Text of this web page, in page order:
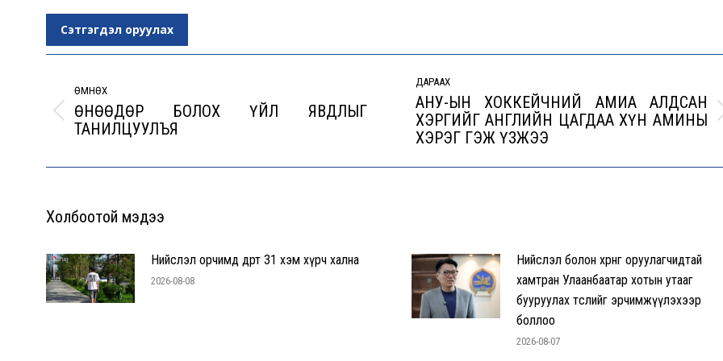
Сэтгэгдэл оруулах
navigation
ӨМНӨХ
Previous
ӨНӨӨДӨР БОЛОХ ҮЙЛ ЯВДЛЫГ
ТАНИЛЦУУЛЪЯ
ДАРААХ
Next
post:
АНУ-ЫН ХОККЕЙЧНИЙ АМИА АЛДСАН
ХЭРГИЙГ АНГЛИЙН ЦАГДАА ХҮН АМИНЫ
ХЭРЭГ ГЭЖ ҮЗЖЭЭ
Холбоотой мэдээ
Нийслэл орчимд өдөртөө 31 хэм хүрч хална
2026-08-08
Нийслэл болон хөрөнгө оруулагчидтай
хамтран Улаанбаатар хотын утааг
бууруулах төслийг эрчимжүүлэхээр
боллоо
2026-08-07